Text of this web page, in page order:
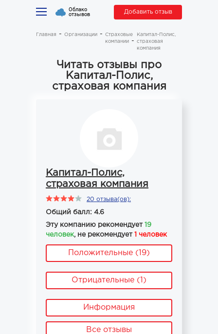
Облако
отзывов Добавить отзыв
Главная Организации
Страховые
компании
Капитал-Полис,
страховая
компания
Читать отзывы про
Капитал-Полис,
страховая компания
Капитал-Полис,
страховая компания
20 отзыва(ов):
Общий балл: 4.6
Эту компанию рекомендует 19
человек, не рекомендует 1 человек
Положительные (19)
Отрицательные (1)
Информация
Все отзывы